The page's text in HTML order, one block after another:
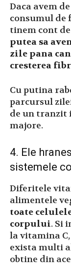
Daca avem
consumul de
tinem cont
putea sa
zile pana
cresterea
Cu putina
parcursul
de un tranzit
majore.
4. Ele
sistemele
Diferitele
alimentele
toate
corpului. Si
la vitamina
exista multi
obtine din